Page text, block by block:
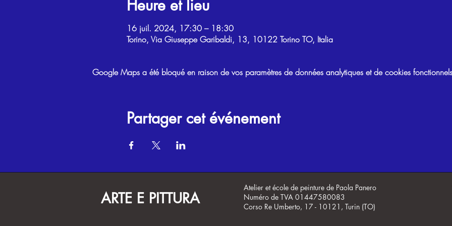
Heure et lieu
16 juil. 2024, 17:30 – 18:30
Torino, Via Giuseppe Garibaldi, 13, 10122 Torino TO, Italia
Google Maps a été bloqué en raison de vos paramètres de données analytiques et de cookies
Partager cet événement
ARTE E PITTURA
Atelier et école de peinture de Paola Panero
Numéro de TVA 01447580083
Corso Re Umberto, 17 - 10121, Turin (TO)